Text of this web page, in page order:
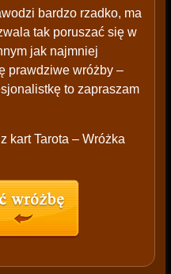
bardzo rzadko, ma
tak poruszać się w
jak najmniej
prawdziwe wróżby –
to zapraszam
kart Tarota – Wróżka